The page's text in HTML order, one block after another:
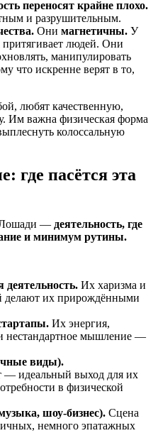
переносят крайне плохо.
и разрушительным.
Они магнетичны. У
притягивает людей. Они
манипулировать
что искренне верят в то,
любят качественную,
Им важна физическая форма
колоссальную
где пасётся эта
Лошади — деятельность, где
и минимум рутины.
Их харизма и
делают их прирождёнными
Их энергия,
нестандартное мышление —
виды).
— идеальный выход для их
в физической
шоу-бизнес). Сцена
немного эпатажных